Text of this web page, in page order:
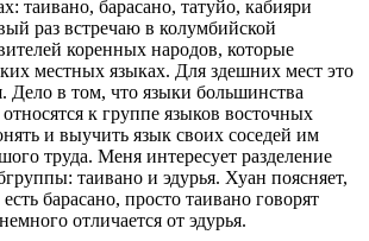
таивано, барасано, татуйо, кабияри
раз встречаю в колумбийской
коренных народов, которые
местных языках. Для здешних мест это
Дело в том, что языки большинства
к группе языков восточных
и выучить язык своих соседей им
труда. Меня интересует разделение
таивано и эдурья. Хуан поясняет,
барасано, просто таивано говорят
отличается от эдурья.